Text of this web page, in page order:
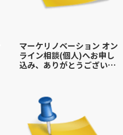
マーケリノベーション オン
ライン相談(個人)へお申し
込み、ありがとうございま